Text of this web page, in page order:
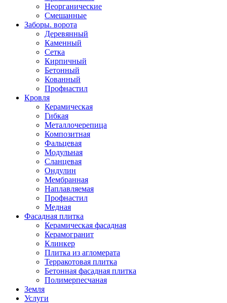
Неорганические
Смешанные
Заборы. ворота
Деревянный
Каменный
Сетка
Кирпичный
Бетонный
Кованный
Профнастил
Кровля
Керамическая
Гибкая
Металлочерепица
Композитная
Фальцевая
Модульная
Сланцевая
Ондулин
Мембранная
Наплавляемая
Профнастил
Медная
Фасадная плитка
Керамическая фасадная
Керамогранит
Клинкер
Плитка из агломерата
Терракотовая плитка
Бетонная фасадная плитка
Полимерпесчаная
Земля
Услуги